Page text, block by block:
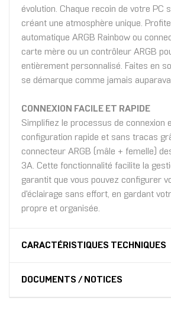
évolution. Chaque recoin de votre PC
créant une atmosphère unique.
automatique ARGB Rainbow ou
carte mère ou un contrôleur ARGB
entièrement personnalisé. Faites en
se démarque comme jamais
CONNEXION FACILE ET RAPIDE
Simplifiez le processus de connexion
configuration rapide et sans tracas
connecteur ARGB (mâle + femelle)
3A. Cette fonctionnalité facilite la
garantit que vous pouvez configurer
d'éclairage sans effort, en gardant
propre et organisée.
CARACTÉRISTIQUES TECHNIQUES
DOCUMENTS / NOTICES